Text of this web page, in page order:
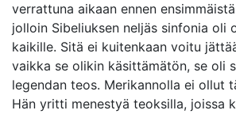
verrattuna aikaan ennen
jolloin Sibeliuksen neljäs sinfonia oli
kaikille. Sitä ei kuitenkaan voitu
vaikka se olikin käsittämätön, se oli
legendan teos. Merikannolla ei ollut
Hän yritti menestyä teoksilla, joissa